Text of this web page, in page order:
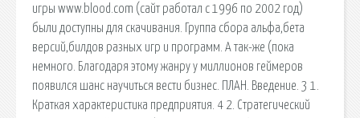
игры www.blood.com (сайт работал с 1996 по 2002 год)
были доступны для скачивания. Группа сбора альфа,бета
версий,билдов разных игр и программ. А так-же (пока
немного. Благодаря этому жанру у миллионов геймеров
появился шанс научиться вести бизнес. ПЛАН. Введение. 3 1.
Краткая характеристика предприятия. 4 2. Стратегический